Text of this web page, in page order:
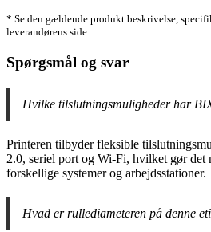
* Se den gældende produkt beskrivelse,
leverandørens side.
Spørgsmål og svar
Hvilke tilslutningsmuligheder har
Printeren tilbyder fleksible
2.0, seriel port og Wi-Fi, hvilket gør det
forskellige systemer og arbejdsstationer.
Hvad er rullediameteren på denne